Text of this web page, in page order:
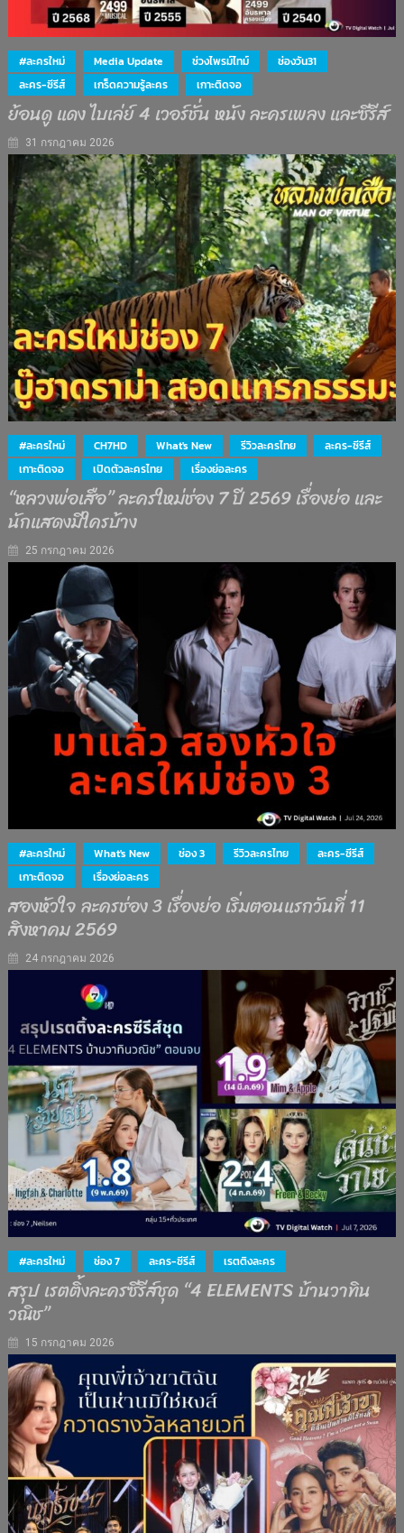
#ละครใหม่ Media Update ช่วงไพรม์ไทม์
ช่องวัน31
ละคร-ซีรีส์
เกร็ดความรู้ละคร เกาะติดจอ
ย้อนดู แดง ไบเล่ย์ 4 เวอร์ชั่น หนัง ละครเพลง และซีรีส์
31 กรกฎาคม 2026
#ละครใหม่ CH7HD What's New รีวิวละครไทย
ละคร-ซีรีส์
เกาะติดจอ
เปิดตัวละครไทย เรื่องย่อละคร
“หลวงพ่อเสือ” ละครใหม่ช่อง 7 ปี 2569 เรื่องย่อ และ
นักแสดงมีใครบ้าง
25 กรกฎาคม 2026
#ละครใหม่ What's New ช่อง 3 รีวิวละครไทย
ละคร-ซีรีส์
เกาะติดจอ
เรื่องย่อละคร
สองหัวใจ ละครช่อง 3 เรื่องย่อ เริ่มตอนแรกวันที่ 11
สิงหาคม 2569
24 กรกฎาคม 2026
#ละครใหม่ ช่อง 7 ละคร-ซีรีส์ เรตติงละคร
สรุป เรตติ้งละครซีรีส์ชุด “4 ELEMENTS บ้านวาทิน
วณิช”
15 กรกฎาคม 2026